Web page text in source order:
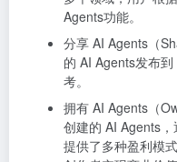
Agents功能。
分享 AI Agents（
的 AI Agents发布
考。
拥有 AI Agents（
创建的 AI Agents
提供了多种盈利模